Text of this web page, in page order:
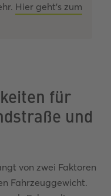
Hier geht's zum
für
und
von zwei Faktoren
Fahrzeuggewicht.